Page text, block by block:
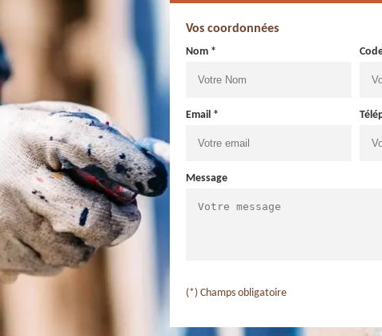
Vos coordonnées
Nom *
Email *
Message
(*) Champs obligatoire